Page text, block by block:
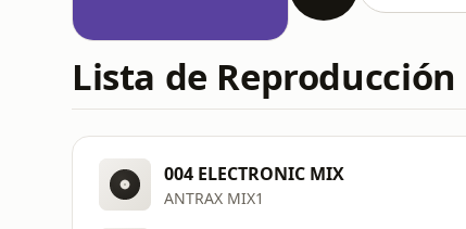
Lista de Reproducción
004 ELECTRONIC MIX
ANTRAX MIX1